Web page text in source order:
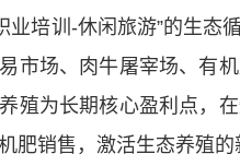
业培训-休闲旅游”的生态
市场、肉牛屠宰场、有
殖为长期核心盈利点，
肥销售，激活生态养殖的